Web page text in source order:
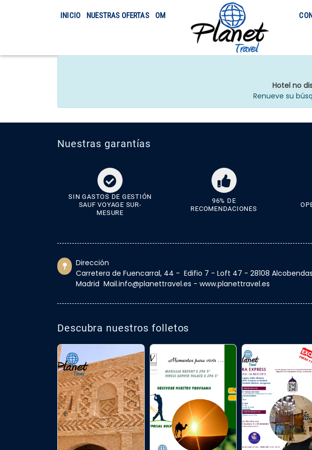
INICIO NUESTRAS OFERTAS OMRA TRASLADO CIRCUITOS
Hotel no
Renueve su
Nuestras garantías
SIN GASTOS DE GESTIÓN
SAUF VOYAGE SUR-
MESURE
96% DE
RECOMENDACIONES
Dirección
Carretera de Fuencarral, 44 - Edifio 7 - Loft 47 - 28108 Alcobendas
Madrid Mail.info@planettravel.es - www.planettravel.es
Descubra nuestros folletos
‹